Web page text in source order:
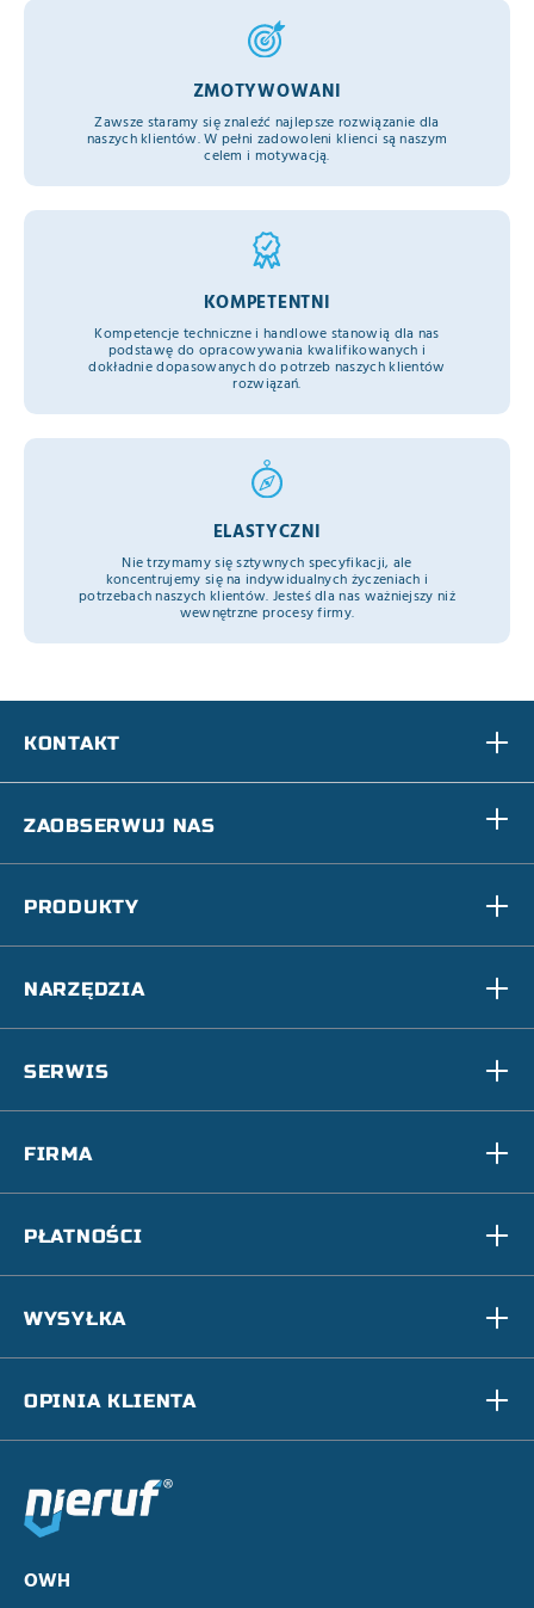
ZMOTYWOWANI
Zawsze staramy się znaleźć najlepsze rozwiązanie dla
naszych klientów. W pełni zadowoleni klienci są naszym
celem i motywacją.
KOMPETENTNI
Kompetencje techniczne i handlowe stanowią dla nas
podstawę do opracowywania kwalifikowanych i
dokładnie dopasowanych do potrzeb naszych klientów
rozwiązań.
ELASTYCZNI
Nie trzymamy się sztywnych specyfikacji, ale
koncentrujemy się na indywidualnych życzeniach i
potrzebach naszych klientów. Jesteś dla nas ważniejszy niż
wewnętrzne procesy firmy.
KONTAKT
ZAOBSERWUJ NAS
PRODUKTY
NARZĘDZIA
SERWIS
FIRMA
PŁATNOŚCI
WYSYŁKA
OPINIA KLIENTA
OWH